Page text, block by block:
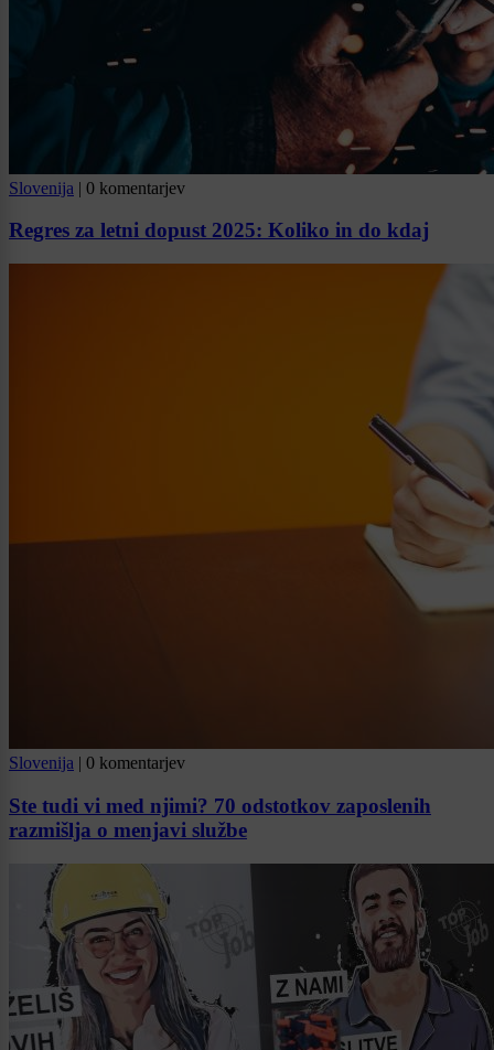
Slovenija | 0 komentarjev
Regres za letni dopust 2025: Koliko in do kdaj
Slovenija | 0 komentarjev
Ste tudi vi med njimi? 70 odstotkov zaposlenih
razmišlja o menjavi službe